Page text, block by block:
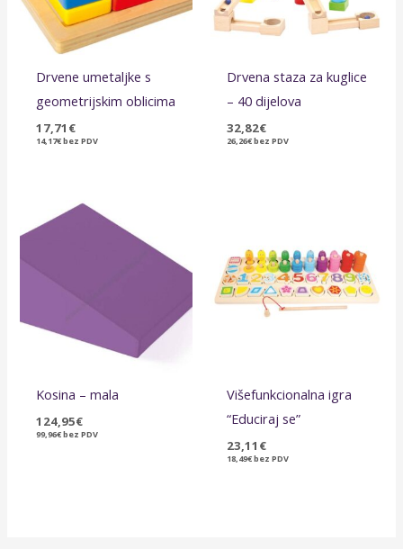
Drvene umetaljke s
geometrijskim oblicima
17,71 €
14,17€bez PDV
Drvena staza za kuglice
– 40 dijelova
32,82€
26,26€bez PDV
Kosina – mala
124,95€
99,96€bez PDV
Višefunkcionalna igra
“Educiraj se”
23,11 €
18,49€bez PDV